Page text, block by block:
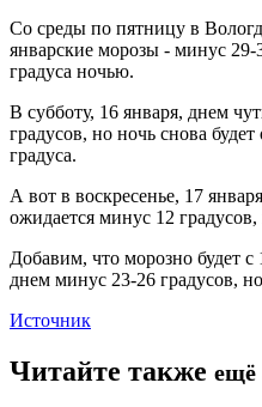
Со среды по пятницу в
январские морозы - минус
градуса ночью.
В субботу, 16 января, днем
градусов, но ночь снова
градуса.
А вот в воскресенье, 17
ожидается минус 12
Добавим, что морозно будет
днем минус 23-26 градусов,
Источник
Читайте также ещё